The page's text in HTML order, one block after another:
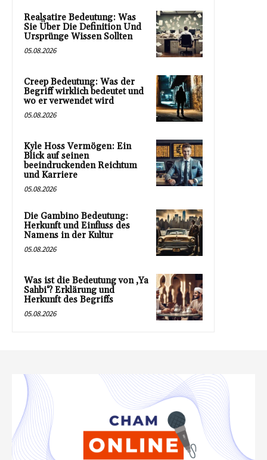
Realsatire Bedeutung: Was
Sie Über Die Definition Und
Ursprünge Wissen Sollten
05.08.2026
Creep Bedeutung: Was der
Begriff wirklich bedeutet und
wo er verwendet wird
05.08.2026
Kyle Hoss Vermögen: Ein
Blick auf seinen
beeindruckenden Reichtum
und Karriere
05.08.2026
Die Gambino Bedeutung:
Herkunft und Einfluss des
Namens in der Kultur
05.08.2026
Was ist die Bedeutung von ‚Ya
Sahbi‘? Erklärung und
Herkunft des Begriffs
05.08.2026